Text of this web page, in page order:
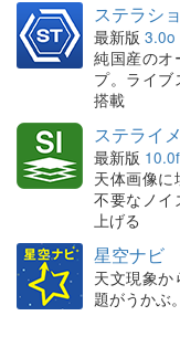
ステラシ
最新版 3.0o
純国産のオ
プ。ライブ
搭載
ステライ
最新版 10.0f
天体画像に
不要なノイ
上げる
星空ナビ
天文現象
題がうかぶ